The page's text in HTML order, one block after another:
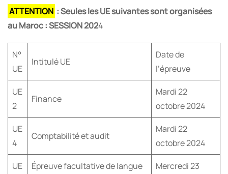
ATTENTION : Seules les UE suivantes sont organisées
au Maroc :SESSION 2024
N°
UE
Intitulé UE
Date de
l’épreuve
UE
2
Finance
Mardi 22
octobre 2024
UE
4
Comptabilité et audit
Mardi 22
octobre 2024
UE
Épreuve facultative de langue
Mercredi 23